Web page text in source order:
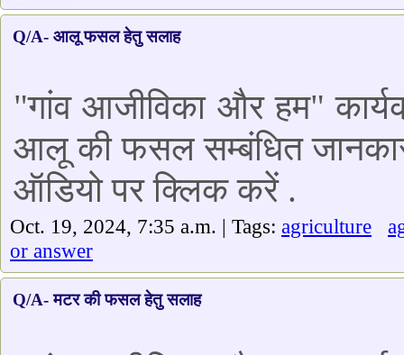
Q/A- आलू फसल हेतु सलाह
"गांव आजीविका और हम"
आलू की फसल सम्बंधित
ऑडियो पर क्लिक करें .
Oct. 19, 2024, 7:35 a.m. | Tags: agriculture
or answer
Q/A- मटर की फसल हेतु सलाह